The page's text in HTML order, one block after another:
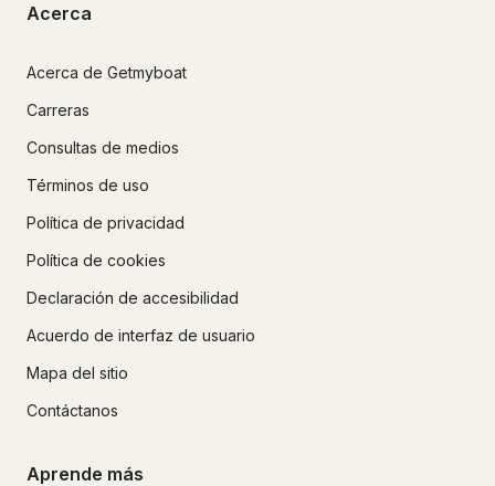
Acerca
Acerca de Getmyboat
Carreras
Consultas de medios
Términos de uso
Política de privacidad
Política de cookies
Declaración de accesibilidad
Acuerdo de interfaz de usuario
Mapa del sitio
Contáctanos
Aprende más